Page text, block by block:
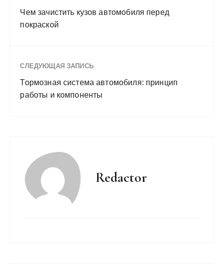
Чем зачистить кузов автомобиля перед
покраской
СЛЕДУЮЩАЯ ЗАПИСЬ
Тормозная система автомобиля: принцип
работы и компоненты
Redactor